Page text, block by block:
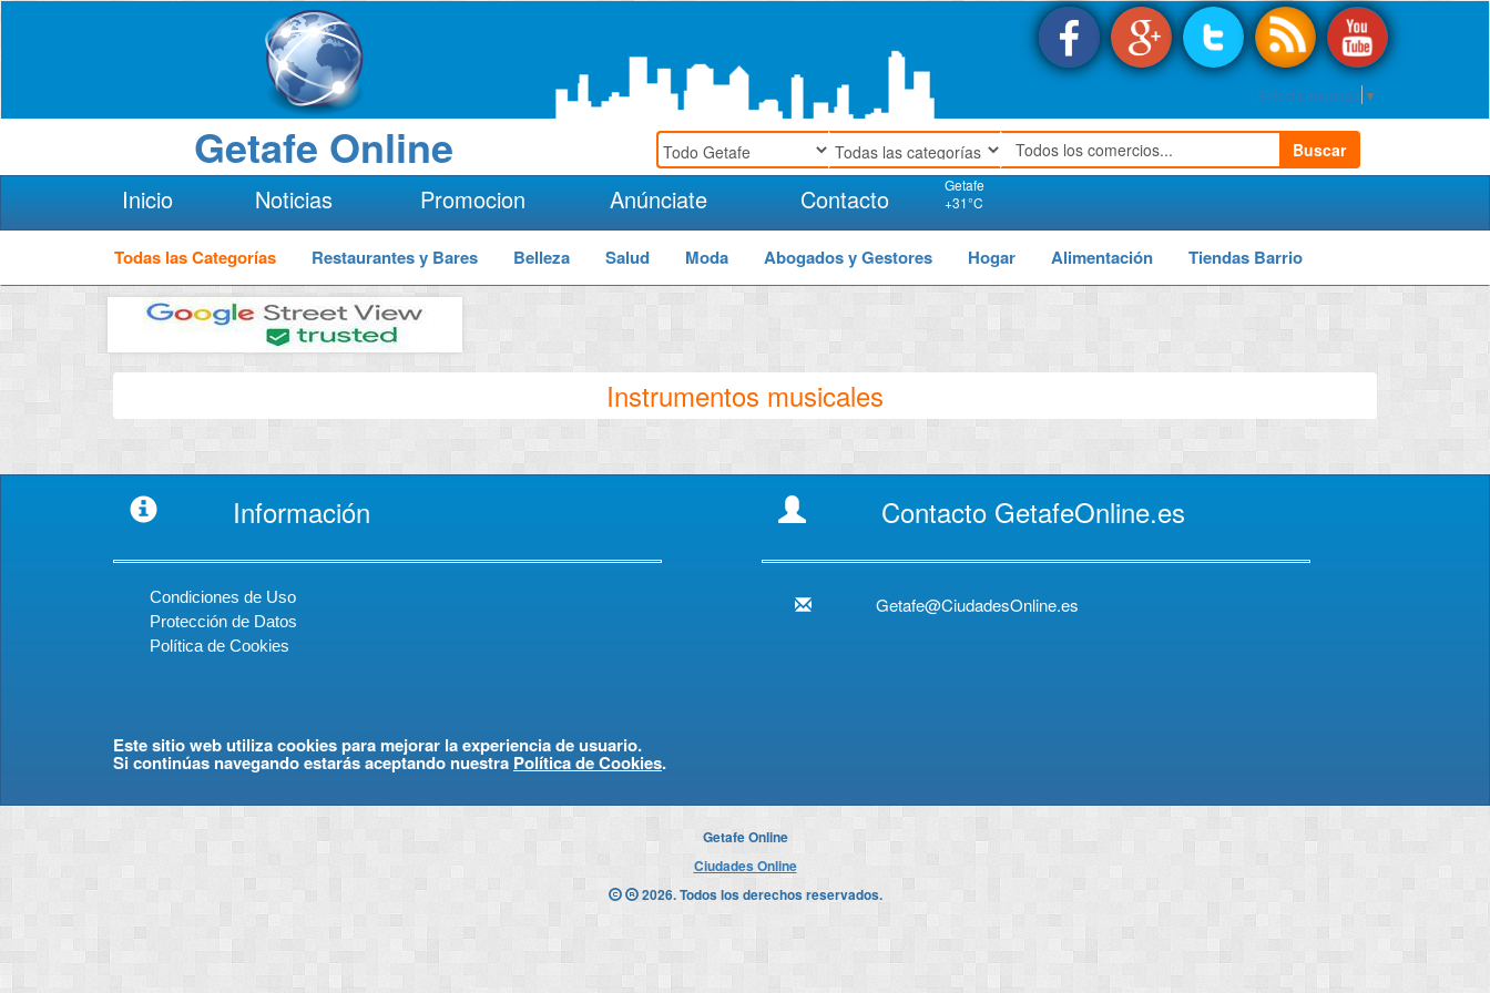
Select Language ▼
Getafe Online Buscar
Inicio Noticias Promocion Anúnciate Contacto
Getafe
+31°C
Todas las Categorías Restaurantes y Bares Belleza Salud Moda Abogados y Gestores Hogar Alimentación Tiendas Barrio
Instrumentos musicales
Información
Condiciones de Uso
Protección de Datos
Política de Cookies
Contacto GetafeOnline.es
Getafe@CiudadesOnline.es
Este sitio web utiliza cookies para mejorar la experiencia de usuario.
Si continúas navegando estarás aceptando nuestra Política de Cookies.
Getafe Online
Ciudades Online
2026. Todos los derechos reservados.